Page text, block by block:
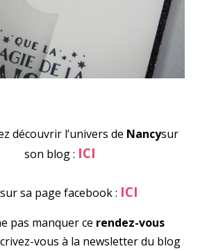
découvrir l’univers de Nancysur
son blog : ICI
sa page facebook : ICI
pas manquer ce rendez-vous
vous à la newsletter du blog